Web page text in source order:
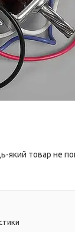
який товар не